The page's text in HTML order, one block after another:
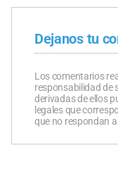
Dejanos tu
Los comentarios
responsabilidad de
derivadas de ellos
legales que
que no respondan